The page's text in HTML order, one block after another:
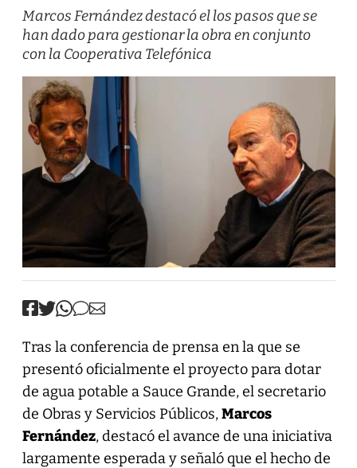
Marcos Fernández destacó el los pasos que se
han dado para gestionar la obra en conjunto
con la Cooperativa Telefónica
Tras la conferencia de prensa en la que se
presentó oficialmente el proyecto para dotar
de agua potable a Sauce Grande, el secretario
de Obras y Servicios Públicos,Marcos
Fernández, destacó el avance de una iniciativa
largamente esperada y señaló que el hecho de